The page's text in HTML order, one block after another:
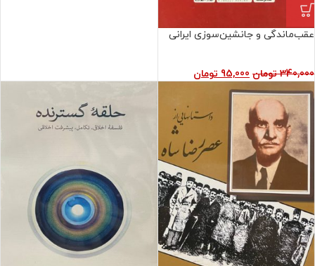
عقب‌ماندگی و جانشین‌سوزی ایرانی
340,000 تومان 95,000 تومان